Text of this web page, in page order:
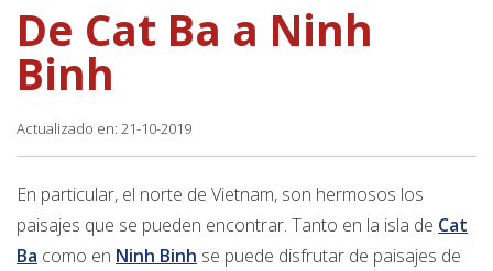
Guías
De Cat Ba a Ninh
Binh
Actualizado en: 21-10-2019
En particular, el norte de Vietnam, son hermosos los
paisajes que se pueden encontrar. Tanto en la isla de Cat
Ba como en Ninh Binh se puede disfrutar de paisajes de